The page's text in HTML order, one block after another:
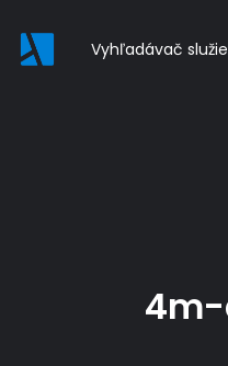
Vyhľadávač
4m-